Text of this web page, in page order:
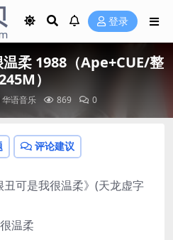
登录
柔 1988（Ape+CUE/整
）
华语音乐 869 0
评论建议
可是我很温柔》(天龙虚字
温柔